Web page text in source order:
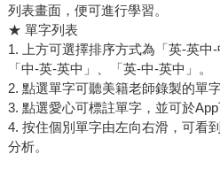
列表畫面，便可進行學習。
★ 單字列表
1. 上方可選擇排序方式為「英-英中-
「中-英-英中」、「英-中-英中」。
2. 點選單字可聽美籍老師錄製的單字
3. 點選愛心可標註單字，並可於
4. 按住個別單字由左向右滑，可看
分析。